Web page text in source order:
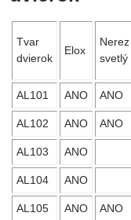
Tvar
dvierok
Elox
Nerez
svetlý
AL101 ANO ANO
AL102 ANO ANO
AL103 ANO
AL104 ANO
AL105 ANO ANO